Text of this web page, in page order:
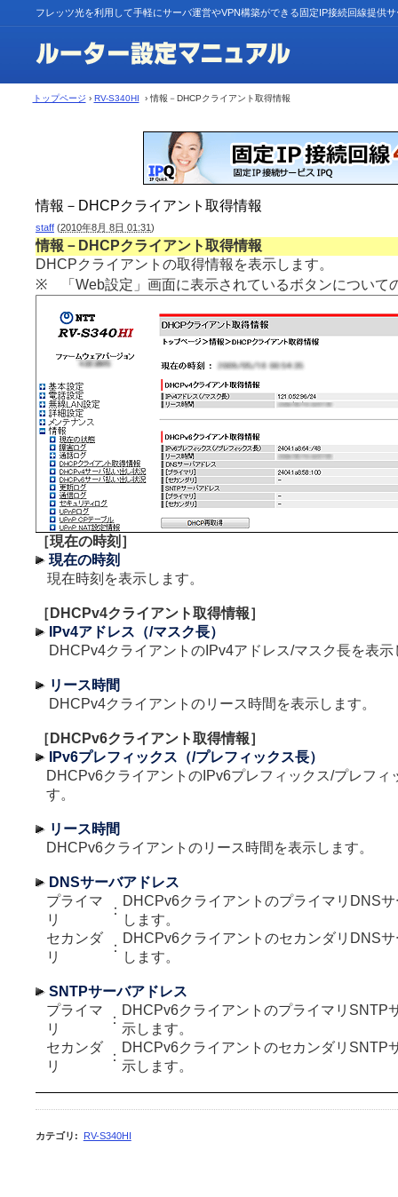
フレッツ光を利用して手軽にサーバ運営やVPN構築ができる固定IP接続回線提供
トップページ › RV-S340HI › 情報－DHCPクライアント取得情報
情報－DHCPクライアント取得情報
staff (2010年8月 8日 01:31)
情報－DHCPクライアント取得情報
DHCPクライアントの取得情報を表示します。
※ 「Web設定」画面に表示されているボタンについて
［現在の時刻］
現在の時刻
現在時刻を表示します。
［DHCPv4クライアント取得情報］
IPv4アドレス（/マスク長）
DHCPv4クライアントのIPv4アドレス/マスク長を表示
リース時間
DHCPv4クライアントのリース時間を表示します。
［DHCPv6クライアント取得情報］
IPv6プレフィックス（/プレフィックス長）
DHCPv6クライアントのIPv6プレフィックス/プレフィ
す。
リース時間
DHCPv6クライアントのリース時間を表示します。
DNSサーバアドレス
プライマ
リ
：
DHCPv6クライアントのプライマリDNS
します。
セカンダ
リ
：
DHCPv6クライアントのセカンダリDNS
します。
SNTPサーバアドレス
プライマ
リ
：
DHCPv6クライアントのプライマリSNTP
示します。
セカンダ
リ
：
DHCPv6クライアントのセカンダリSNTP
示します。
カテゴリ : RV-S340HI